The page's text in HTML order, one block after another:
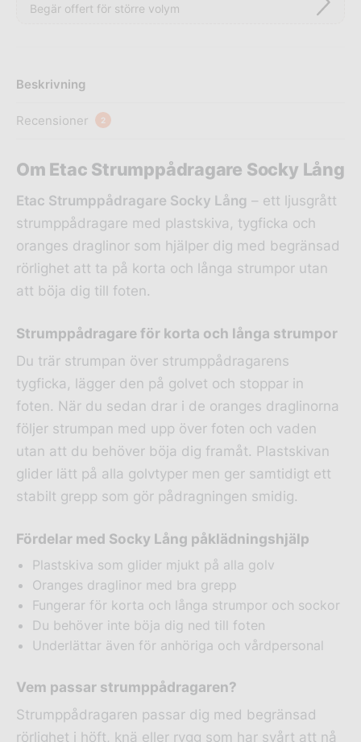
Begär offert för större volym
Beskrivning
Recensioner 2
Om Etac Strumppådragare Socky Lång
Etac Strumppådragare Socky Lång – ett ljusgrått
strumppådragare med plastskiva, tygficka och
oranges draglinor som hjälper dig med begränsad
rörlighet att ta på korta och långa strumpor utan
att böja dig till foten.
Strumppådragare för korta och långa strumpor
Du trär strumpan över strumppådragarens
tygficka, lägger den på golvet och stoppar in
foten. När du sedan drar i de oranges draglinorna
följer strumpan med upp över foten och vaden
utan att du behöver böja dig framåt. Plastskivan
glider lätt på alla golvtyper men ger samtidigt ett
stabilt grepp som gör pådragningen smidig.
Fördelar med Socky Lång påklädningshjälp
Plastskiva som glider mjukt på alla golv
Oranges draglinor med bra grepp
Fungerar för korta och långa strumpor och sockor
Du behöver inte böja dig ned till foten
Underlättar även för anhöriga och vårdpersonal
Vem passar strumppådragaren?
Strumppådragaren passar dig med begränsad
rörlighet i höft, knä eller rygg som har svårt att nå